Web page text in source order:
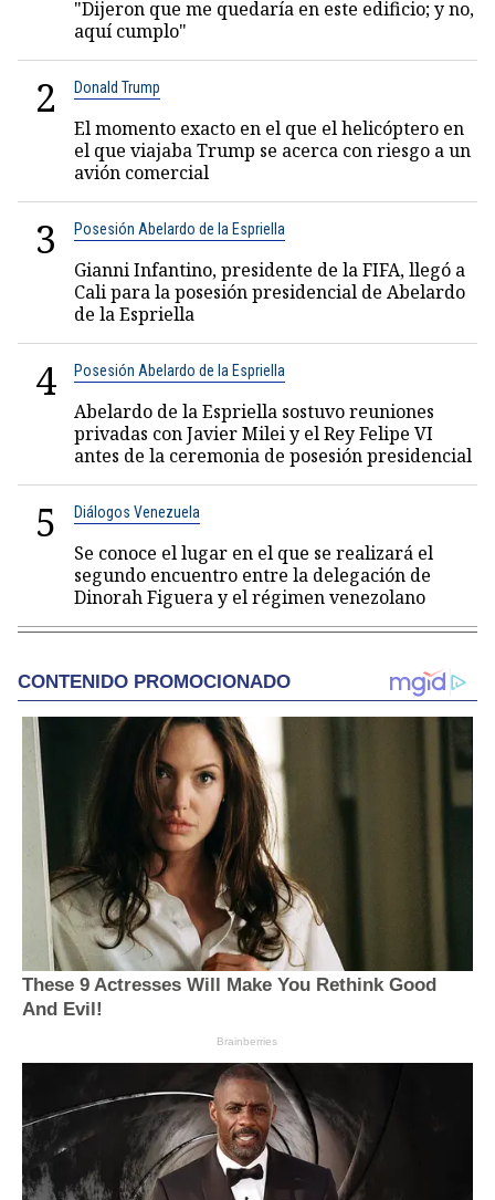
"Dijeron que me quedaría en este edificio; y no,
aquí cumplo"
2 Donald Trump
El momento exacto en el que el helicóptero en
el que viajaba Trump se acerca con riesgo a un
avión comercial
3 Posesión Abelardo de la Espriella
Gianni Infantino, presidente de la FIFA, llegó a
Cali para la posesión presidencial de Abelardo
de la Espriella
4 Posesión Abelardo de la Espriella
Abelardo de la Espriella sostuvo reuniones
privadas con Javier Milei y el Rey Felipe VI
antes de la ceremonia de posesión presidencial
5 Diálogos Venezuela
Se conoce el lugar en el que se realizará el
segundo encuentro entre la delegación de
Dinorah Figuera y el régimen venezolano